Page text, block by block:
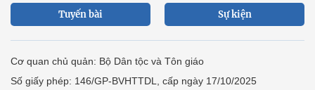
Tuyến bài Sự kiện
Cơ quan chủ quản: Bộ Dân tộc và Tôn giáo
Số giấy phép: 146/GP-BVHTTDL, cấp ngày 17/10/2025